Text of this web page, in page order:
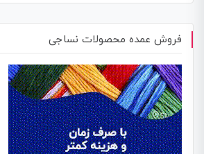
فروش عمده محصولات نساجی